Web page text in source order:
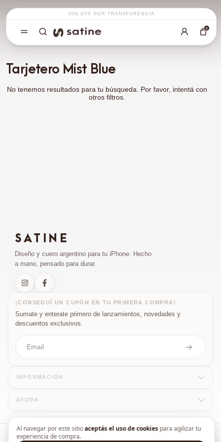
10% OFF POR TRANSFERENCIA
0
Al navegar por este sitioaceptás el uso de cookiespara agilizar tu
experiencia de compra.
Tarjetero Mist Blue
ORDENAR POR
No tenemos resultados para tu búsqueda. Por favor, intentá con
otros filtros.
SATINE
Diseño y cuero argentino para tu iPhone. Hecho
a mano, pensado para durar.
¡CONSEGUÍ UN CUPÓN EN TU PRIMERA COMPRA!
Sumate y enterate primero de lanzamientos, novedades y
descuentos exclusivos.
INFORMACIÓN
AYUDA
Copyright Satine - 20148774847 - 2026. Todos los derechos reservados.
¡Hola! Soy el asistente de SATINE. Puedo
ayudarte con productos, envíos, cambios,
pagos y más. ¿En qué te doy una mano?